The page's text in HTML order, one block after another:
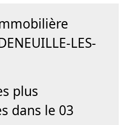
LES-
plus
dans le 03